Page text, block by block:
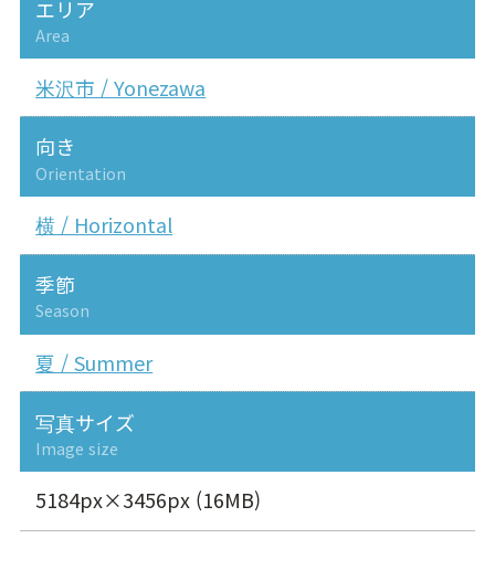
エリア
Area
米沢市 / Yonezawa
向き
Orientation
横 / Horizontal
季節
Season
夏 / Summer
写真サイズ
Image size
5184px×3456px (16MB)